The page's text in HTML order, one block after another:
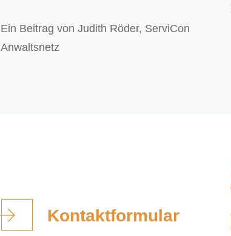
Ein Beitrag von Judith Röder, ServiCon
Anwaltsnetz
Kontaktformular